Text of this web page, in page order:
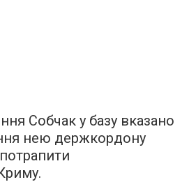
Собчак у базу вказано
нею держкордону